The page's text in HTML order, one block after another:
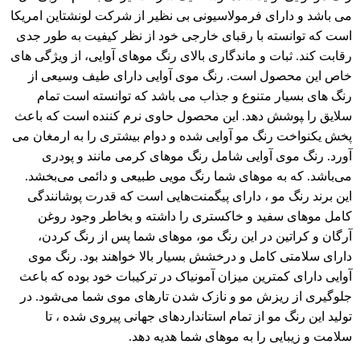
می باشد و دارای فرمولاسیونی بی نظیر از شرکت لونشتاین امریکا
است که توانسته با رقبای خارجی خود از نظر کیفیت به طور جدی
رقابت کند. ثبات و ماندگاری بالای رنگ موهای آوایی، از ویژگی های
خاص این محصول است. رنگ موی آوایی دارای طیف وسیعی از
رنگ های بسیار متنوع و جذاب می باشد که توانسته است تمام
سلایق را ‍‍‍‍پوشش دهد. این محصول حاوی نرم کننده است که باعث
پخش یکنواخت رنگ مو آوایی شده و دوام بیشتری را به ارمغان می
آورد. رنگ موی آوایی شامل رنگ موهای کرمی مانند و پودری
می‌باشد. که به موهای شما رنگ مویی طبیعی و دائمی می‌بخشد.
این برند رنگ مو ، دارای پیگمنت‌هایی است که قدرت پوشانندگی
کامل موهای سفید و خاکستری را داشته و بخاطر وجود روغن
آرگان و کراتین در این رنگ مو، موهای شما پس از رنگ کردن،
دارای سلامتی کامل و درخشش بسیار بالا خواهند بود. رنگ موی
آوایی دارای کمترین میزان آمونیاک در ترکیبات خود بوده که باعث
جلوگیری از ریزش مو و نازک شدن تارهای موی شما می‌شود. در
تولید این رنگ مو از تمام استانداردهای جهانی پیروی شده ، تا
سلامت و زیبایی را به موهای شما هدیه دهد.